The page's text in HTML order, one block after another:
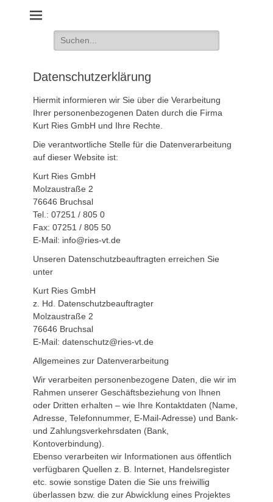
Suche
nach:
Datenschutzerklärung
Hiermit informieren wir Sie über die Verarbeitung
Ihrer personenbezogenen Daten durch die Firma
Kurt Ries GmbH und Ihre Rechte.
Die verantwortliche Stelle für die Datenverarbeitung
auf dieser Website ist:
Kurt Ries GmbH
Molzaustraße 2
76646 Bruchsal
Tel.: 07251 / 805 0
Fax: 07251 / 805 50
E-Mail: info@ries-vt.de
Unseren Datenschutzbeauftragten erreichen Sie
unter
Kurt Ries GmbH
z. Hd. Datenschutzbeauftragter
Molzaustraße 2
76646 Bruchsal
E-Mail: datenschutz@ries-vt.de
Allgemeines zur Datenverarbeitung
Wir verarbeiten personenbezogene Daten, die wir im
Rahmen unserer Geschäftsbeziehung von Ihnen
oder Dritten erhalten – wie Ihre Kontaktdaten (Name,
Adresse, Telefonnummer, E-Mail-Adresse) und Bank-
und Zahlungsverkehrsdaten (Bank,
Kontoverbindung).
Ebenso verarbeiten wir Informationen aus öffentlich
verfügbaren Quellen z. B. Internet, Handelsregister
etc. sowie sonstige Daten die Sie uns freiwillig
überlassen bzw. die zur Abwicklung eines Projektes